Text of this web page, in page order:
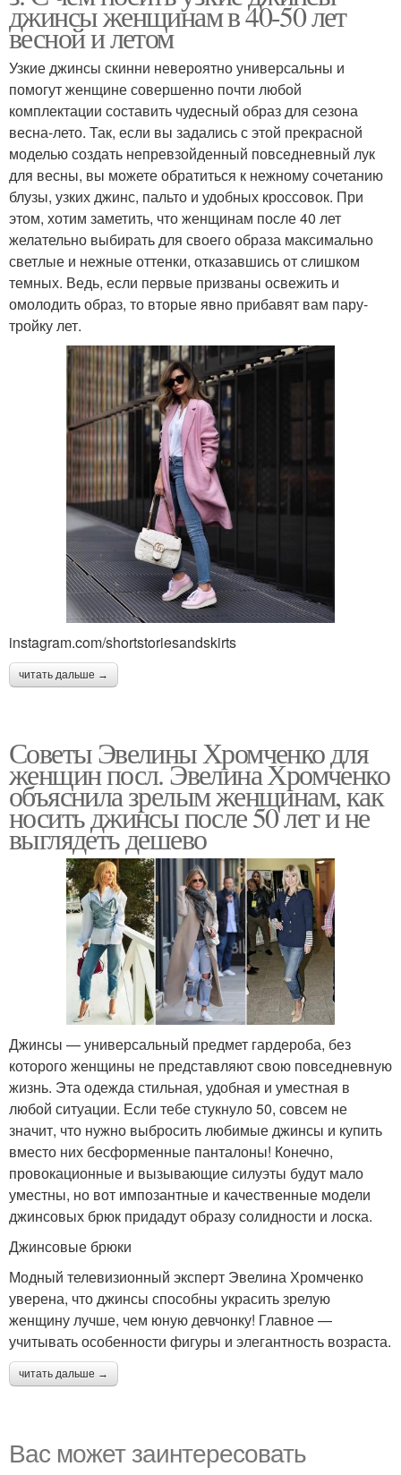
джинсы женщинам в 40-50 лет
весной и летом
Узкие джинсы скинни невероятно универсальны и
помогут женщине совершенно почти любой
комплектации составить чудесный образ для сезона
весна-лето. Так, если вы задались с этой прекрасной
моделью создать непревзойденный повседневный лук
для весны, вы можете обратиться к нежному сочетанию
блузы, узких джинс, пальто и удобных кроссовок. При
этом, хотим заметить, что женщинам после 40 лет
желательно выбирать для своего образа максимально
светлые и нежные оттенки, отказавшись от слишком
темных. Ведь, если первые призваны освежить и
омолодить образ, то вторые явно прибавят вам пару-
тройку лет.
instagram.com/shortstoriesandskirts
читать дальше →
Советы Эвелины Хромченко для
женщин посл. Эвелина Хромченко
объяснила зрелым женщинам, как
носить джинсы после 50 лет и не
выглядеть дешево
Джинсы — универсальный предмет гардероба, без
которого женщины не представляют свою повседневную
жизнь. Эта одежда стильная, удобная и уместная в
любой ситуации. Если тебе стукнуло 50, совсем не
значит, что нужно выбросить любимые джинсы и купить
вместо них бесформенные панталоны! Конечно,
провокационные и вызывающие силуэты будут мало
уместны, но вот импозантные и качественные модели
джинсовых брюк придадут образу солидности и лоска.
Джинсовые брюки
Модный телевизионный эксперт Эвелина Хромченко
уверена, что джинсы способны украсить зрелую
женщину лучше, чем юную девчонку! Главное —
учитывать особенности фигуры и элегантность возраста.
читать дальше →
Вас может заинтересовать